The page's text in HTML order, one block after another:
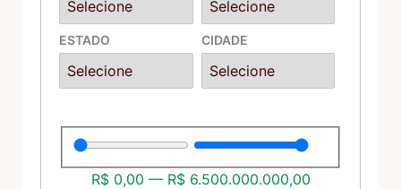
ESTADO CIDADE
R$ 0,00 — R$ 6.500.000.000,00